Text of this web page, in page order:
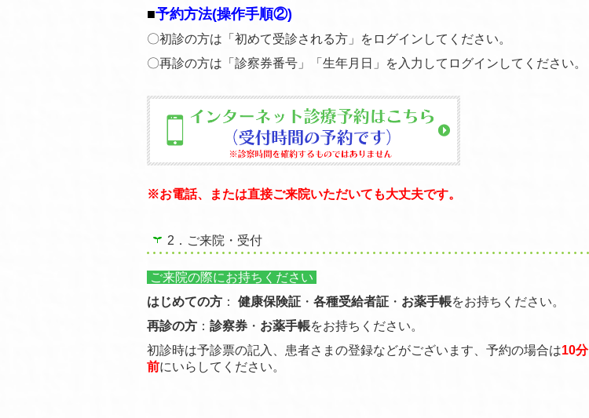
■予約方法(操作手順②)
〇初診の方は「初めて受診される方」をログインしてください。
〇再診の方は「診察券番号」「生年月日」を入力してログインしてください。
※お電話、または直接ご来院いただいても大丈夫です。
2．ご来院・受付
ご来院の際にお持ちください
はじめての方 ： 健康保険証 ・ 各種受給者証 ・ お薬手帳をお持ちください。
再診の方 ： 診察券 ・ お薬手帳をお持ちください。
初診時は予診票の記入、患者さまの登録などがございます、予約の場合は10分
前にいらしてください。